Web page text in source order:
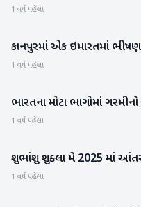
1 વર્ષ પહેલા
રાષ્ટ્રીય
કાનપુરમાં એક ઇમારતમાં
1 વર્ષ પહેલા
હવામાન
ભારતના મોટા ભાગોમાં ગરમીનો
1 વર્ષ પહેલા
રાષ્ટ્રીય
શુભાંશુ શુક્લા મે 2025 માં
1 વર્ષ પહેલા